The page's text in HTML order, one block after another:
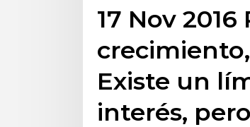
17 Nov
Existe un
interés,